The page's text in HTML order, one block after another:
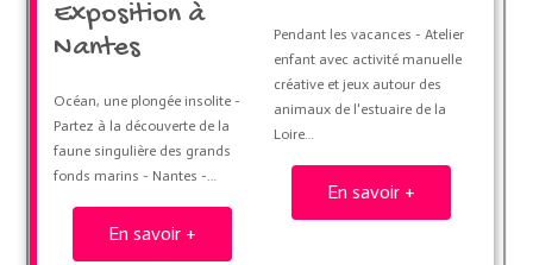
Exposition à
Nantes
Océan, une plongée insolite -
Partez à la découverte de la
faune singulière des grands
fonds marins - Nantes -…
En savoir +
Pendant les vacances - Atelier
enfant avec activité manuelle
créative et jeux autour des
animaux de l'estuaire de la
Loire…
En savoir +